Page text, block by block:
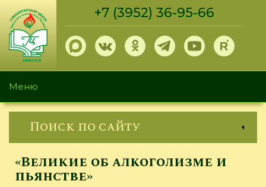
Перейти
основному
содержанию
+7 (3952) 36-95-66
Меню
Поиск по сайту
«Великие об алкоголизме и
пьянстве»